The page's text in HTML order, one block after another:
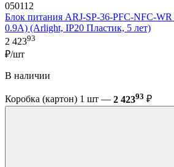
050112
Блок питания ARJ-SP-36-PFC-NFC-
0.9A) (Arlight, IP20 Пластик, 5 лет)
2 42393
₽/шт
В наличии
Коробка (картон) 1 шт — 2 42393 ₽